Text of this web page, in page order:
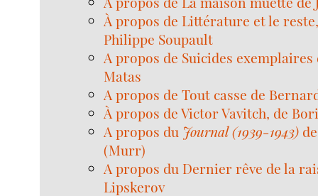
À propos de Littérature et le reste,
Philippe Soupault
A propos de Suicides
Matas
A propos de Tout casse de
À propos de Victor Vavitch, de
A propos du Journal (1939-1943)
(Murr)
A propos du Dernier rêve de la
Lipskerov